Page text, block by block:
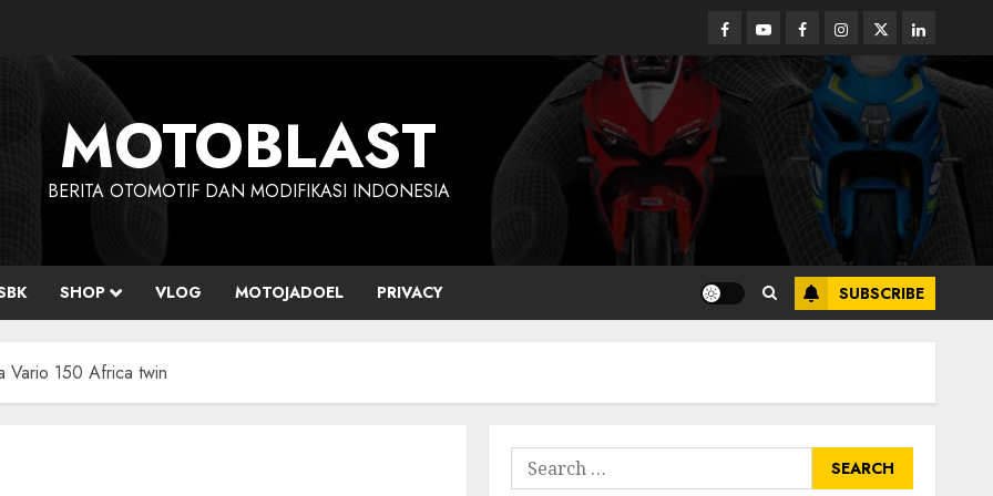
Facebook
YoutubeFacebookInstagram
Twitterlinkedin
MOTOBLAST
BERITA OTOMOTIF DAN MODIFIKASI INDONESIA
SHOP VLOG MOTOJADOEL PRIVACY SUBSCRIBE
Vario 150 Africa twin
Search
for: